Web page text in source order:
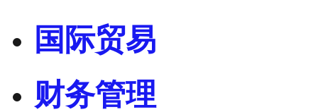
国际贸易
财务管理